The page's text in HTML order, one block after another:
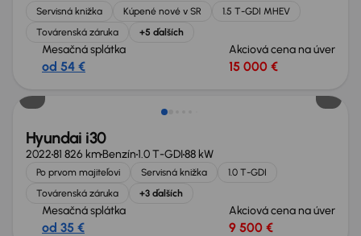
Servisná knižka Kúpené nové v SR
1.5 T-GDI MHEV
Továrenská záruka
+5 ďalších
Mesačná splátka
od 54 €
Akciová cena na úver
15 000 €
Možnosť odpočtu DPH
Hyundai i30
202281 826 kmBenzín1.0 T-GDI88 kW
Po prvom majiteľovi Servisná knižka
1.0 T-GDI
Továrenská záruka
+3 ďalších
Mesačná splátka
od 35 €
Akciová cena na úver
9 500 €